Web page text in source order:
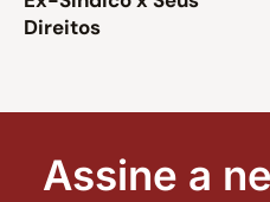
Direitos
Assine a